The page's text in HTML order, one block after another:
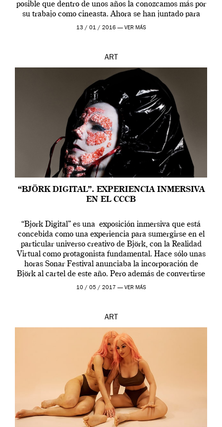
posible que dentro de unos años la conozcamos más por
su trabajo como cineasta. Ahora se han juntado para
contarnos una […]
13 / 01 / 2016 — VER MÁS
ART
“BJÖRK DIGITAL”. EXPERIENCIA INMERSIVA
EN EL CCCB
“Bjork Digital” es una exposición inmersiva que está
concebida como una experiencia para sumergirse en el
particular universo creativo de Björk, con la Realidad
Virtual como protagonista fundamental. Hace sólo unas
horas Sonar Festival anunciaba la incorporación de
Björk al cartel de este año. Pero además de convertirse
en una de las actuaciones más relevantes […]
10 / 05 / 2017 — VER MÁS
ART